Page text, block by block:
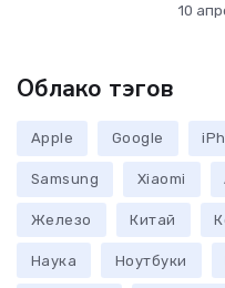
10
Облако тэгов
Apple Google
Samsung Xiaomi
Железо Китай
Наука Ноутбуки